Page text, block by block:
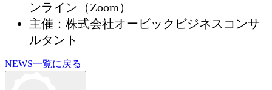
ンライン（Zoom）
主催：株式会社オービックビジネスコンサ
ルタント
NEWS一覧に戻る